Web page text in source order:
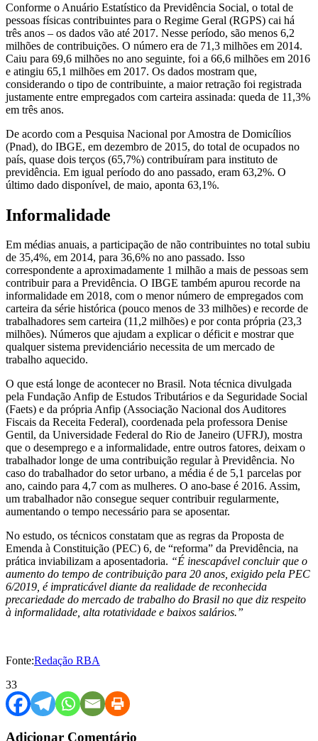
Conforme o Anuário Estatístico da Previdência Social, o total de
pessoas físicas contribuintes para o Regime Geral (RGPS) cai há
três anos – os dados vão até 2017. Nesse período, são menos 6,2
milhões de contribuições. O número era de 71,3 milhões em 2014.
Caiu para 69,6 milhões no ano seguinte, foi a 66,6 milhões em 2016
e atingiu 65,1 milhões em 2017. Os dados mostram que,
considerando o tipo de contribuinte, a maior retração foi registrada
justamente entre empregados com carteira assinada: queda de 11,3%
em três anos.
De acordo com a Pesquisa Nacional por Amostra de Domicílios
(Pnad), do IBGE, em dezembro de 2015, do total de ocupados no
país, quase dois terços (65,7%) contribuíram para instituto de
previdência. Em igual período do ano passado, eram 63,2%. O
último dado disponível, de maio, aponta 63,1%.
Informalidade
Em médias anuais, a participação de não contribuintes no total subiu
de 35,4%, em 2014, para 36,6% no ano passado. Isso
correspondente a aproximadamente 1 milhão a mais de pessoas sem
contribuir para a Previdência. O IBGE também apurou recorde na
informalidade em 2018, com o menor número de empregados com
carteira da série histórica (pouco menos de 33 milhões) e recorde de
trabalhadores sem carteira (11,2 milhões) e por conta própria (23,3
milhões). Números que ajudam a explicar o déficit e mostrar que
qualquer sistema previdenciário necessita de um mercado de
trabalho aquecido.
O que está longe de acontecer no Brasil. Nota técnica divulgada
pela Fundação Anfip de Estudos Tributários e da Seguridade Social
(Faets) e da própria Anfip (Associação Nacional dos Auditores
Fiscais da Receita Federal), coordenada pela professora Denise
Gentil, da Universidade Federal do Rio de Janeiro (UFRJ), mostra
que o desemprego e a informalidade, entre outros fatores, deixam o
trabalhador longe de uma contribuição regular à Previdência. No
caso do trabalhador do setor urbano, a média é de 5,1 parcelas por
ano, caindo para 4,7 com as mulheres. O ano-base é 2016. Assim,
um trabalhador não consegue sequer contribuir regularmente,
aumentando o tempo necessário para se aposentar.
No estudo, os técnicos constatam que as regras da Proposta de
Emenda à Constituição (PEC) 6, de “reforma” da Previdência, na
prática inviabilizam a aposentadoria. “É inescapável concluir que o
aumento do tempo de contribuição para 20 anos, exigido pela PEC
6/2019, é impraticável diante da realidade de reconhecida
precariedade do mercado de trabalho do Brasil no que diz respeito
à informalidade, alta rotatividade e baixos salários.”
Fonte:Redação RBA
33
Adicionar Comentário